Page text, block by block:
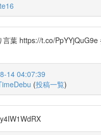
言葉 https://t.co/PpYYjQuG9e
14 04:07:39
(投稿一覧)